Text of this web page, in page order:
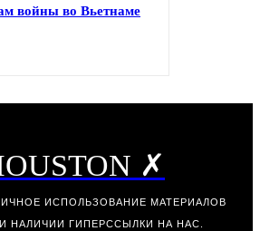
войны во Вьетнаме
✗
ИСПОЛЬЗОВАНИЕ МАТЕРИАЛОВ
НАЛИЧИИ ГИПЕРССЫЛКИ НА НАС.